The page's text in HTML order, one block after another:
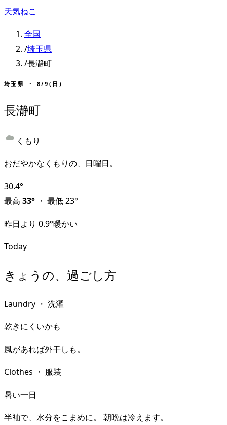
天気ねこ
全国
/埼玉県
/長瀞町
埼玉県 ・ 8/9(日)
長瀞町
くもり
おだやかなくもりの、日曜日。
30.4°
最高 33° ・ 最低23°
昨日より 0.9°暖かい
Today
きょうの、過ごし方
Laundry ・ 洗濯
乾きにくいかも
風があれば外干しも。
Clothes ・ 服装
暑い一日
半袖で、水分をこまめに。 朝晩は冷えます。